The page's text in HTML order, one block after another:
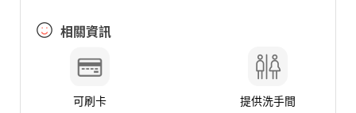
相關資訊
可刷卡 提供洗手間